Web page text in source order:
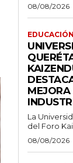
08/08/2026
EDUCACIÓN
La
del Foro
08/08/2026